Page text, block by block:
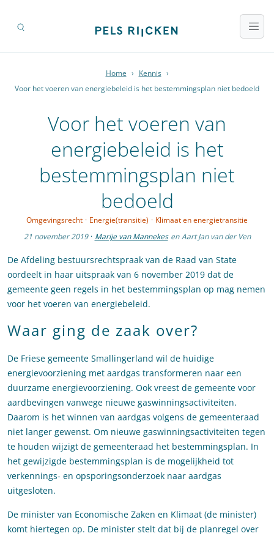
Home › Kennis ›
Voor het voeren van energiebeleid is het bestemmingsplan niet bedoeld
Voor het voeren van
energiebeleid is het
bestemmingsplan niet
bedoeld
Omgevingsrecht · Energie(transitie) · Klimaat en energietransitie
21 november 2019 · Marije van Mannekes en Aart Jan van der Ven
De Afdeling bestuursrechtspraak van de Raad van State
oordeelt in haar uitspraak van 6 november 2019 dat de
gemeente geen regels in het bestemmingsplan op mag nemen
voor het voeren van energiebeleid.
Waar ging de zaak over?
De Friese gemeente Smallingerland wil de huidige
energievoorziening met aardgas transformeren naar een
duurzame energievoorziening. Ook vreest de gemeente voor
aardbevingen vanwege nieuwe gaswinningsactiviteiten.
Daarom is het winnen van aardgas volgens de gemeenteraad
niet langer gewenst. Om nieuwe gaswinningsactiviteiten tegen
te houden wijzigt de gemeenteraad het bestemmingsplan. In
het gewijzigde bestemmingsplan is de mogelijkheid tot
verkennings- en opsporingsonderzoek naar aardgas
uitgesloten.
De minister van Economische Zaken en Klimaat (de minister)
komt hiertegen op. De minister stelt dat bij de planregel over